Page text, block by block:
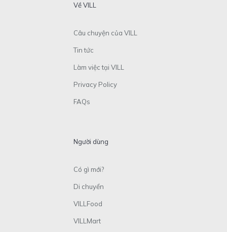
Về VILL
Câu chuyện của VILL
Tin tức
Làm việc tại VILL
Privacy Policy
FAQs
Người dùng
Có gì mới?
Di chuyển
VILLFood
VILLMart